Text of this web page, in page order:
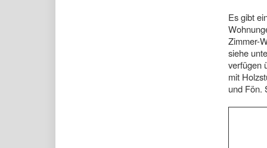
Es gibt
Zimmer-
siehe
verfügen
mit
und Fön.